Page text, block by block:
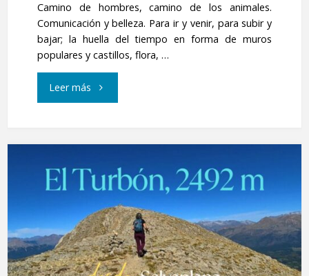
Camino de hombres, camino de los animales.
Comunicación y belleza. Para ir y venir, para subir y
bajar; la huella del tiempo en forma de muros
populares y castillos, flora, …
Leer más"Circular
–
Cerler».
desde
Benasque"